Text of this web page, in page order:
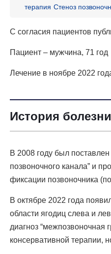
КАК ДОБРАТЬСЯ
БЛОГ КЛИНИКИ
терапия Стеноз
С согласия пациентов
Пациент – мужчина, 71 год
Лечение в ноябре 2022
История болезни
В 2008 году был поставлен
позвоночного канала” и
фиксации позвоночника
В октябре 2022 года
области ягодиц слева и
диагноз “межпозвоночная
консервативной терапии,